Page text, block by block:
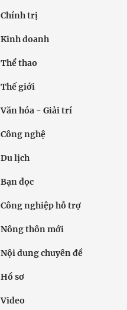
Chính trị
Kinh doanh
Thể thao
Thế giới
Văn hóa - Giải trí
Công nghệ
Du lịch
Bạn đọc
Công nghiệp hỗ trợ
Nông thôn mới
Nội dung chuyên đề
Hồ sơ
Video